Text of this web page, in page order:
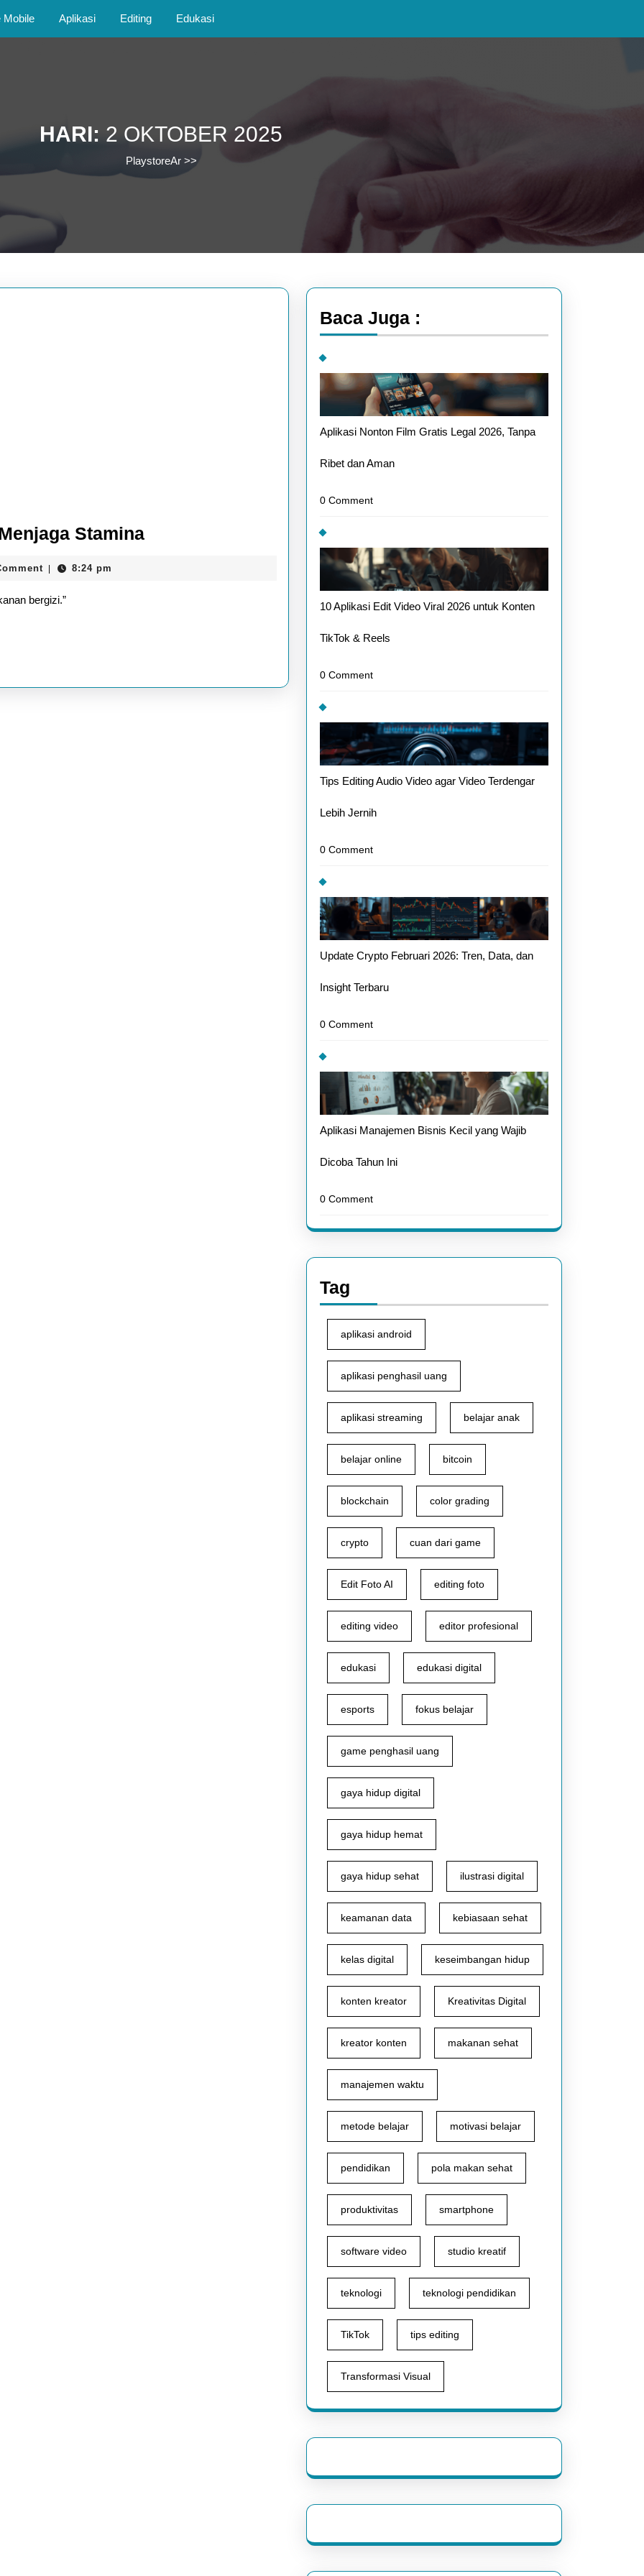
Mobile Aplikasi Editing Edukasi
HARI: 2 OKTOBER 2025
PlaystoreAr>>
Stamina10
8:24 pm
bergizi.”
Baca Juga :
Aplikasi Nonton Film Gratis Legal 2026, Tanpa
Ribet dan Aman
0 Comment
10 Aplikasi Edit Video Viral 2026 untuk Konten
TikTok & Reels
0 Comment
Tips Editing Audio Video agar Video Terdengar
Lebih Jernih
0 Comment
Update Crypto Februari 2026: Tren, Data, dan
Insight Terbaru
0 Comment
Aplikasi Manajemen Bisnis Kecil yang Wajib
Dicoba Tahun Ini
0 Comment
Tag
aplikasi android
aplikasi penghasil uang
aplikasi streaming belajar anak
belajar online bitcoin
blockchain color grading
crypto cuan dari game
Edit Foto AI editing foto
editing video editor profesional
edukasi edukasi digital
esports fokus belajar
game penghasil uang
gaya hidup digital
gaya hidup hemat
gaya hidup sehat ilustrasi digital
keamanan data kebiasaan sehat
kelas digital keseimbangan hidup
konten kreator Kreativitas Digital
kreator konten makanan sehat
manajemen waktu
metode belajar motivasi belajar
pendidikan pola makan sehat
produktivitas smartphone
software video studio kreatif
teknologi teknologi pendidikan
TikTok tips editing
Transformasi Visual